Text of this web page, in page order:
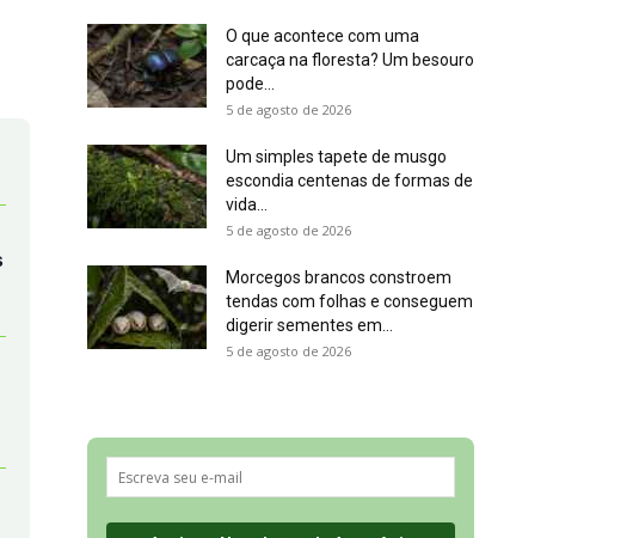
O que acontece com uma
carcaça na floresta? Um besouro
pode...
5 de agosto de 2026
Um simples tapete de musgo
escondia centenas de formas de
vida...
5 de agosto de 2026
Morcegos brancos constroem
tendas com folhas e conseguem
digerir sementes em...
5 de agosto de 2026